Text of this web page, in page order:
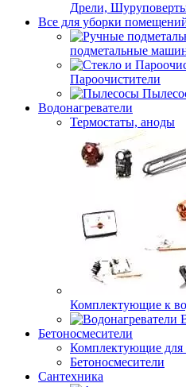
Дрели,
Все для уборки
подметальные
Пароочистители
Водонагреватели
Термостаты, аноды
Комплектующие к
Бетоносмесители
Комплектующие для
Бетоносмесители
Сантехника